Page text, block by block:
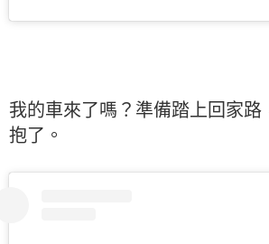
我的車來了嗎？準備踏上回家路
抱了。